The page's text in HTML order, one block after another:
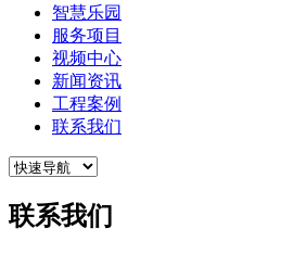
智慧乐园
服务项目
视频中心
新闻资讯
工程案例
联系我们
联系我们